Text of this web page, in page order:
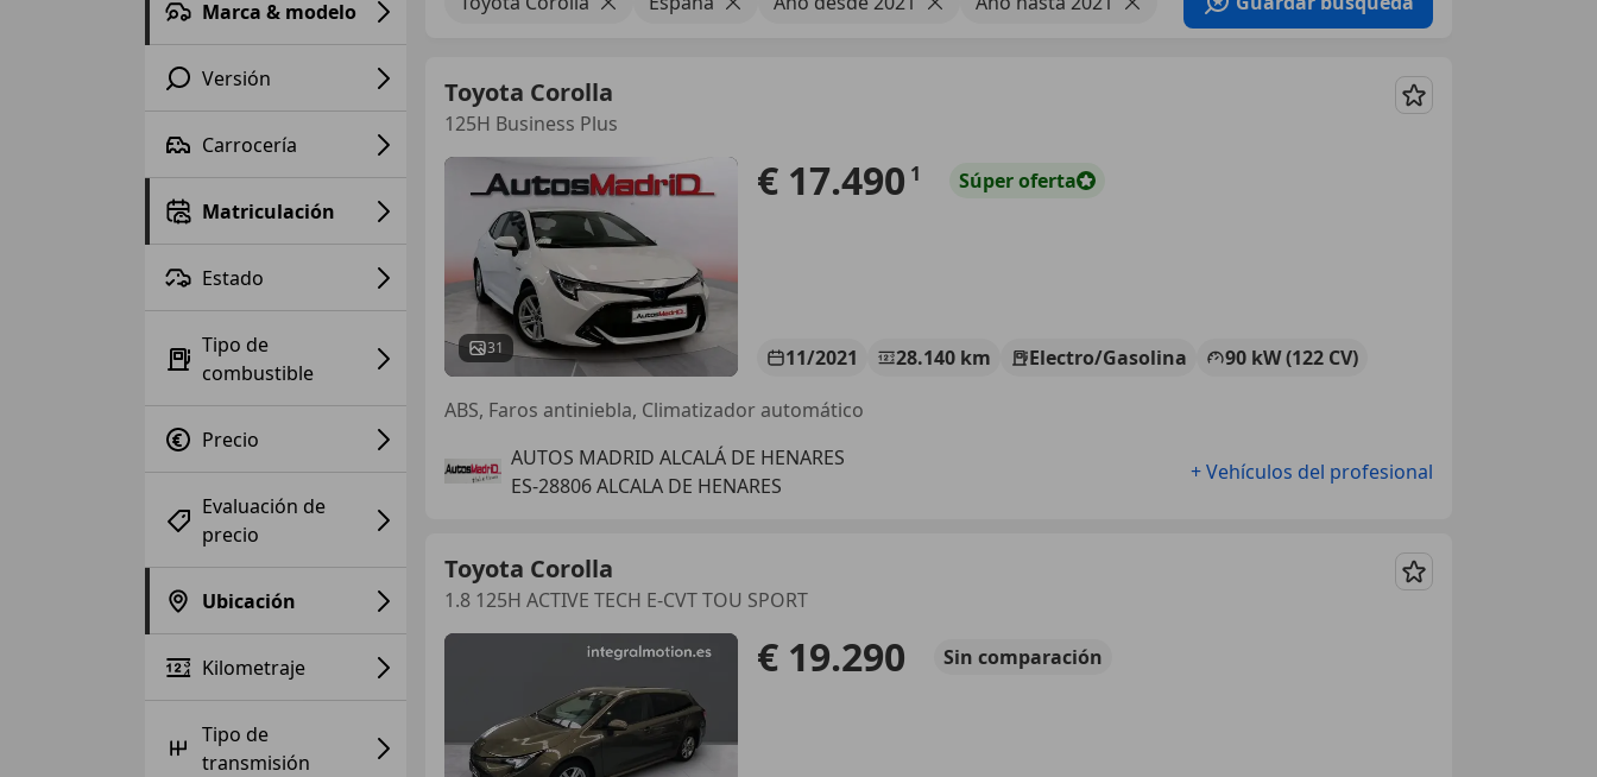
Marca & modelo
Versión
Carrocería
Matriculación
Estado
Tipo de
combustible
Precio
Evaluación de
precio
Ubicación
Kilometraje
Tipo de
transmisión
Toyota Corolla
125H Business Plus
Guardar
31
€ 17.490 1 Súperoferta
11/2021 28.140 km Electro/Gasolina
90 kW (122 CV)
ABS, Faros antiniebla, Climatizador automático
AUTOS MADRID ALCALÁ DE HENARES
ES-28806 ALCALA DE HENARES
+ Vehículos del profesional
Toyota Corolla
1.8 125H ACTIVE TECH E-CVT TOU SPORT
Guardar
€ 19.290 Sin comparación